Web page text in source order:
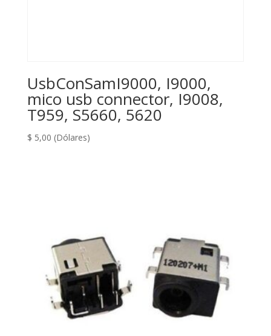
UsbConSamI9000, I9000,
mico usb connector, I9008,
T959, S5660, 5620
$ 5,00 (Dólares)